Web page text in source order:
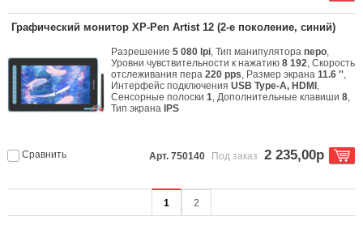
Графический монитор XP-Pen Artist 12 (2-е поколение, синий)
Разрешение5 080 lpi, Тип манипулятораперо,
Уровни чувствительности к нажатию8 192, Скорость
отслеживания пера220 pps, Размер экрана11.6 '',
Интерфейс подключенияUSB Type-A, HDMI ,
Сенсорные полоски1, Дополнительные клавиши8,
Тип экрана IPS
Сравнить Арт. 750140 Под заказ 2 235,00р
1 2